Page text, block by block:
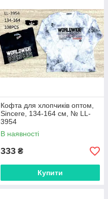
Кофта для хлопчиків оптом,
Sincere, 134-164 см, № LL-
3954
В наявності
333 ₴
Купити